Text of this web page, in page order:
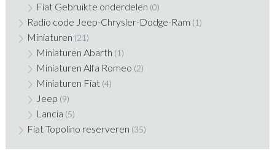
Fiat Gebruikte onderdelen (0)
Radio code Jeep-Chrysler-Dodge-Ram (1)
Miniaturen (21)
Miniaturen Abarth (1)
Miniaturen Alfa Romeo (2)
Miniaturen Fiat (4)
Jeep (9)
Lancia (5)
Fiat Topolino reserveren (35)